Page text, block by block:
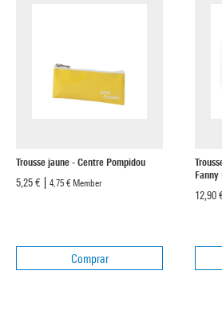
Trousse jaune - Centre Pompidou
5,25 €
4,75 € Member
Comprar
12,90